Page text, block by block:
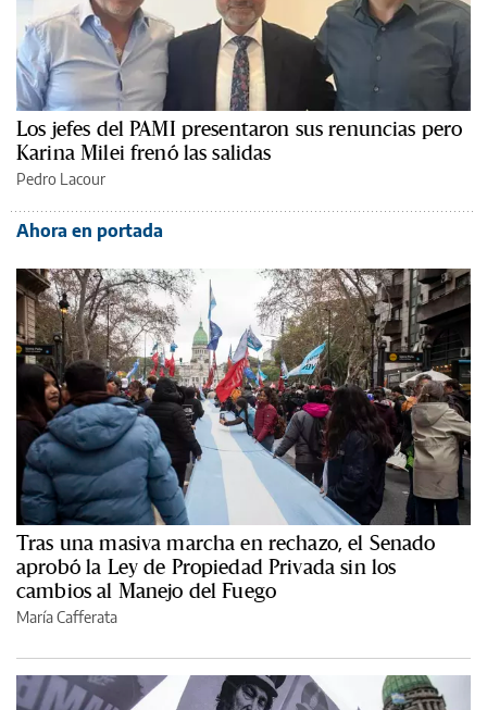
Los jefes del PAMI presentaron sus renuncias pero
Karina Milei frenó las salidas
Pedro Lacour
Ahora en portada
Tras una masiva marcha en rechazo, el Senado
aprobó la Ley de Propiedad Privada sin los
cambios al Manejo del Fuego
María Cafferata